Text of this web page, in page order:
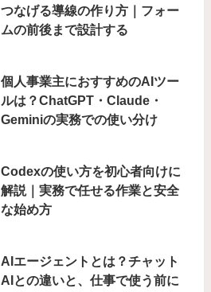
つなげる導線の作り方｜フォー
ムの前後まで設計する
個人事業主におすすめのAIツー
ルは？ChatGPT・Claude・
Geminiの実務での使い分け
Codexの使い方を初心者向けに
解説｜実務で任せる作業と安全
な始め方
AIエージェントとは？チャット
AIとの違いと、仕事で使う前に